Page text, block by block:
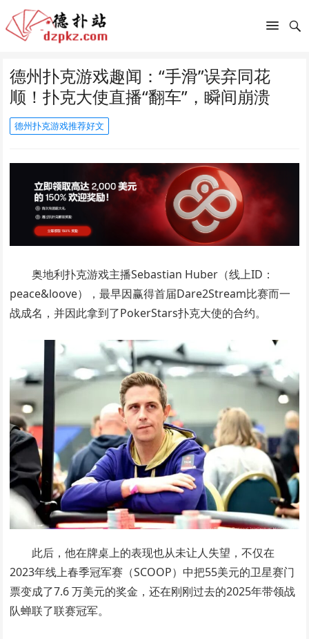
德州扑克游戏趣闻：“手滑”误弃同花
顺！扑克大使直播“翻车”，瞬间崩溃
德州扑克游戏推荐好文
奥地利扑克游戏主播Sebastian Huber（线上ID：
peace&loove），最早因赢得首届Dare2Stream比赛而一
战成名，并因此拿到了PokerStars扑克大使的合约。
此后，他在牌桌上的表现也从未让人失望，不仅在
2023年线上春季冠军赛（SCOOP）中把55美元的卫星赛门
票变成了7.6 万美元的奖金，还在刚刚过去的2025年带领战
队蝉联了联赛冠军。